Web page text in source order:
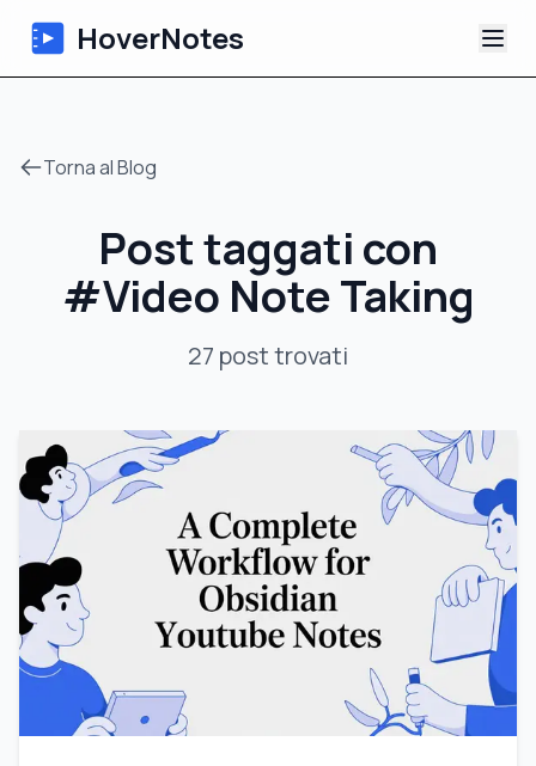
HoverNotes
Appunti Video IA
Tutorial
Torna al Blog
Post taggati con
#Video Note Taking
27 posttrovati